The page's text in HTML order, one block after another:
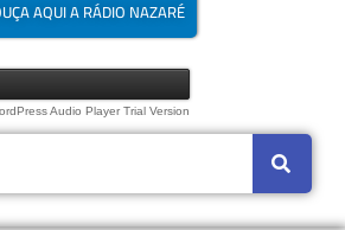
AQUI A RÁDIO NAZARÉ
Audio Player Trial Version